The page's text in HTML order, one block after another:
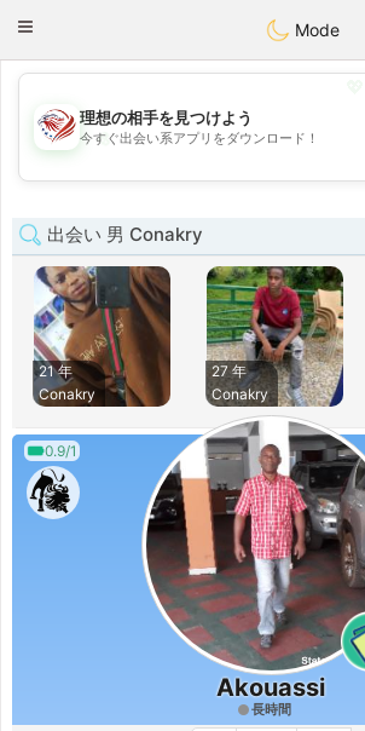
StatesDating
Toggle
Mode
💖
💕
理想の相手を見つけよう
今すぐ出会い系アプリをダウンロード！
出会い 男 Conakry
21 年
Conakry
27 年
Conakry
0.9/1
Akouassi
長時間